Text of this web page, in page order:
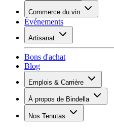
Aperçu restaurants
Banquets et séminaires
Dolcezze
Commerce du vin
Overview
Assortiment
Vinotecas
Inspiration
Savoir sur le vin
Événements
Artisanat
Aperçu
Plâtrer
Bons d'achat
Blog
Emplois & Carrière
Postes vacants
Apprenants
Vos avantages
À propos de Bindella
Vue d’ensemble
Histoire
Nos Tenutas